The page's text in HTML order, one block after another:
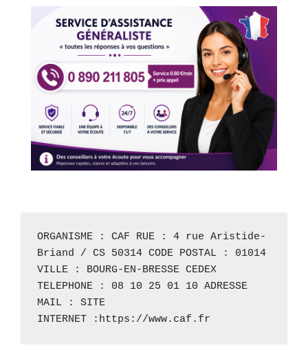
ORGANISME : CAF RUE : 4 rue Aristide-
Briand / CS 50314 CODE POSTAL : 01014
VILLE : BOURG-EN-BRESSE CEDEX
TELEPHONE : 08 10 25 01 10 ADRESSE
MAIL : SITE
INTERNET : https://www.caf.fr